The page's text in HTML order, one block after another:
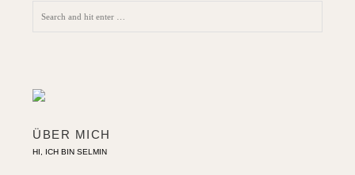
ÜBER MICH
HI, ICH BIN SELMIN